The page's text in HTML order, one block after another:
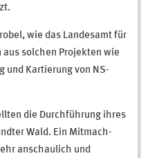
wie das Landesamt für
solchen Projekten wie
und Kartierung von NS-
die Durchführung ihres
Wald. Ein Mitmach-
anschaulich und